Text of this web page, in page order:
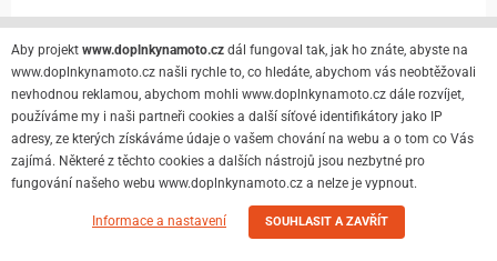
Aby projekt www.doplnkynamoto.cz dál fungoval tak, jak ho znáte, abyste na
www.doplnkynamoto.cz našli rychle to, co hledáte, abychom vás neobtěžovali
nevhodnou reklamou, abychom mohli www.doplnkynamoto.cz dále rozvíjet,
používáme my i naši partneři cookies a další síťové identifikátory jako IP
adresy, ze kterých získáváme údaje o vašem chování na webu a o tom co Vás
zajímá. Některé z těchto cookies a dalších nástrojů jsou nezbytné pro
fungování našeho webu www.doplnkynamoto.cz a nelze je vypnout.
Informace a nastavení SOUHLASIT A ZAVŘÍT